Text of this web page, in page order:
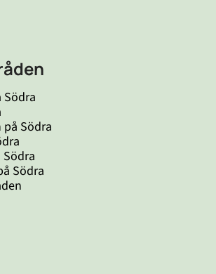
Södra
Södra